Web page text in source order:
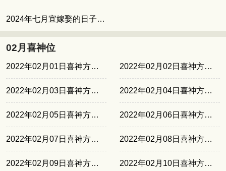
2024年七月宜嫁娶的日子 七月的良辰吉日
02月喜神位
2022年02月01日喜神方位西北 2022年02月02日喜神方位西南
2022年02月03日喜神方位正南 2022年02月04日喜神方位东南
2022年02月05日喜神方位东北 2022年02月06日喜神方位西北
2022年02月07日喜神方位西南 2022年02月08日喜神方位正南
2022年02月09日喜神方位东南 2022年02月10日喜神方位东北